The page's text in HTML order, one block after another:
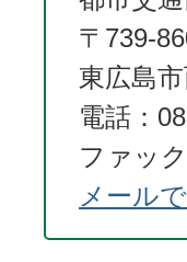
〒739-
東広島
電話：
ファッ
メール